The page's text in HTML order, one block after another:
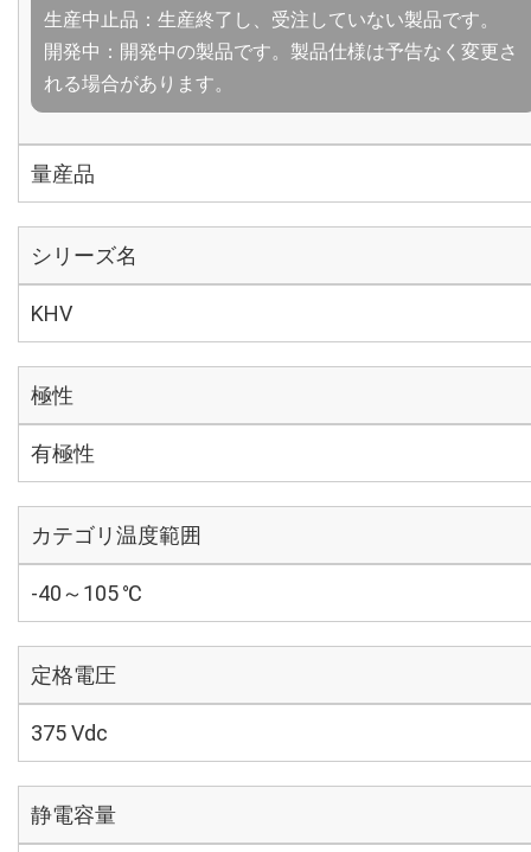
生産中止品：生産終了し、受注していない製品です。
開発中：開発中の製品です。製品仕様は予告なく変更さ
れる場合があります。
量産品
シリーズ名
KHV
極性
有極性
カテゴリ温度範囲
-40～105 ℃
定格電圧
375 Vdc
静電容量